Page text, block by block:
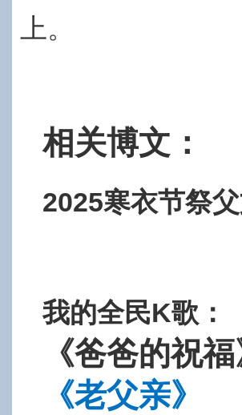
上。
相关博文：
2025寒衣节祭
我的全民K歌：
《爸爸的祝福
《老父亲》